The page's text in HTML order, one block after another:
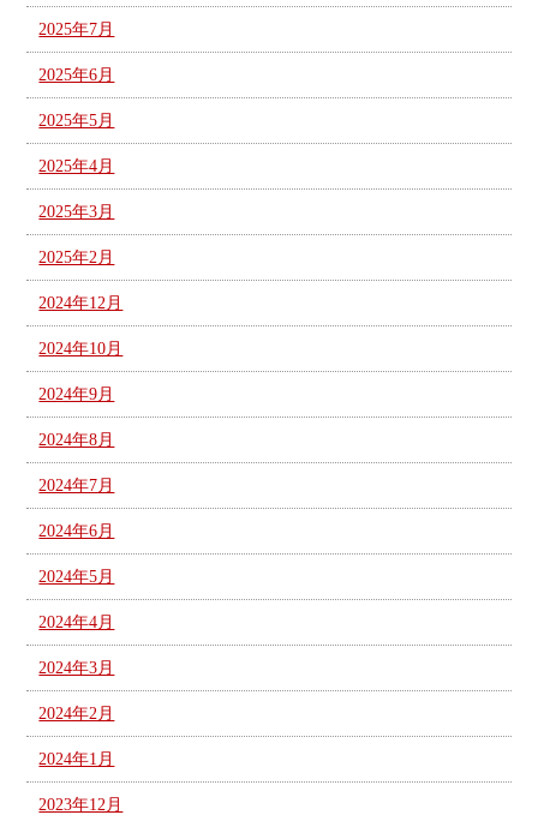
2025年7月
2025年6月
2025年5月
2025年4月
2025年3月
2025年2月
2024年12月
2024年10月
2024年9月
2024年8月
2024年7月
2024年6月
2024年5月
2024年4月
2024年3月
2024年2月
2024年1月
2023年12月